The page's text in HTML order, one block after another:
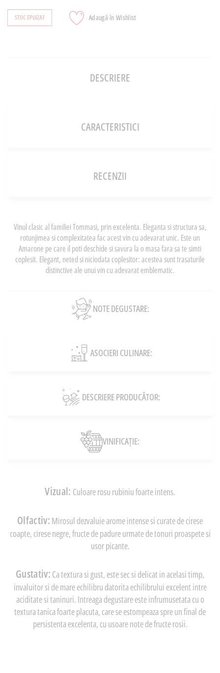
STOC EPUIZAT Adaugă în Wishlist
DESCRIERE
CARACTERISTICI
RECENZII
Vinul clasic al familiei Tommasi, prin excelenta. Eleganta si structura sa,
rotunjimea si complexitatea fac acest vin cu adevarat unic. Este un
Amarone pe care il poti deschide si savura la o masa fara sa te simti
coplesit. Elegant, neted si niciodata coplesitor: acestea sunt trasaturile
distinctive ale unui vin cu adevarat emblematic.
NOTE DEGUSTARE:
ASOCIERI CULINARE:
DESCRIERE PRODUCĂTOR:
VINIFICAȚIE:
Vizual: Culoare rosu rubiniu foarte intens.
Olfactiv: Mirosul dezvaluie arome intense si curate de cirese
coapte, cirese negre, fructe de padure urmate de tonuri proaspete si
usor picante.
Gustativ: Ca textura si gust, este sec si delicat in acelasi timp,
invaluitor si de mare echilibru datorita echilibrului excelent intre
aciditate si taninuri. Intreaga degustare este infrumusetata cu o
textura tanica foarte placuta, care se estompeaza spre un final de
persistenta excelenta, cu usoare note de fructe rosii.